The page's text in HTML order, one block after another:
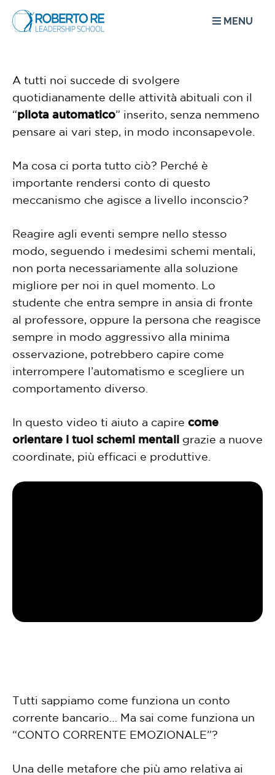
MENU
A tutti noi succede di svolgere
quotidianamente delle attività abituali con il
“pilota automatico” inserito, senza nemmeno
pensare ai vari step, in modo inconsapevole.
Ma cosa ci porta tutto ciò? Perché è
importante rendersi conto di questo
meccanismo che agisce a livello inconscio?
Reagire agli eventi sempre nello stesso
modo, seguendo i medesimi schemi mentali,
non porta necessariamente alla soluzione
migliore per noi in quel momento. Lo
studente che entra sempre in ansia di fronte
al professore, oppure la persona che reagisce
sempre in modo aggressivo alla minima
osservazione, potrebbero capire come
interrompere l’automatismo e scegliere un
comportamento diverso.
In questo video ti aiuto a capire come
orientare i tuoi schemi mentali grazie a nuove
coordinate, più efficaci e produttive.
Tutti sappiamo come funziona un conto
corrente bancario… Ma sai come funziona un
“CONTO CORRENTE EMOZIONALE”?
Una delle metafore che più amo relativa ai